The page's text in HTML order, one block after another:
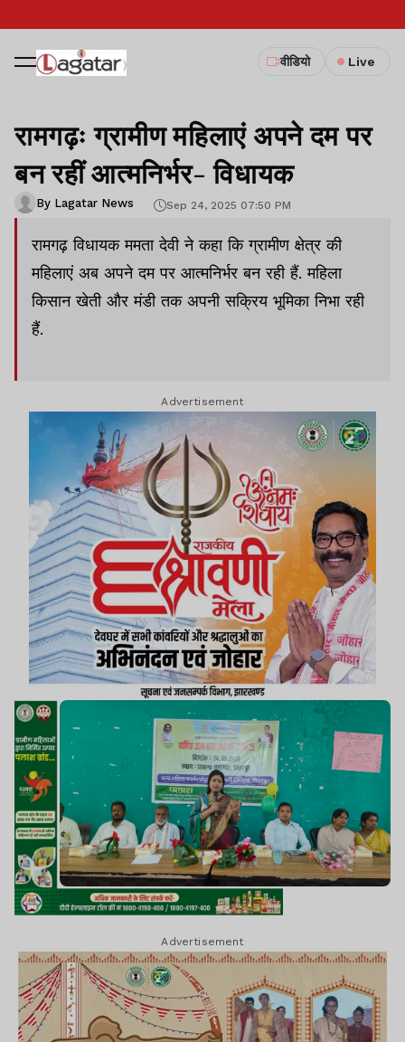
वीडियो Live
रामगढ़ः ग्रामीण महिलाएं अपने दम पर
बन रहीं आत्मनिर्भर- विधायक
By Lagatar News Sep 24, 2025 07:50 PM
रामगढ़ विधायक ममता देवी ने कहा कि ग्रामीण क्षेत्र की
महिलाएं अब अपने दम पर आत्मनिर्भर बन रही हैं. महिला
किसान खेती और मंडी तक अपनी सक्रिय भूमिका निभा रही
हैं.
Advertisement
Advertisement